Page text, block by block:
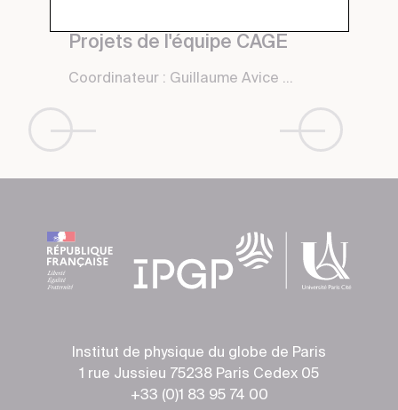
Projets de l'équipe CAGE
Coordinateur : Guillaume Avice ...
Institut de physique du globe de Paris
1 rue Jussieu 75238 Paris Cedex 05
+33 (0)1 83 95 74 00